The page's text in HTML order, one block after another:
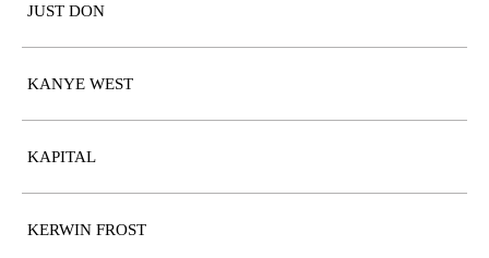
JUST DON
KANYE WEST
KAPITAL
KERWIN FROST